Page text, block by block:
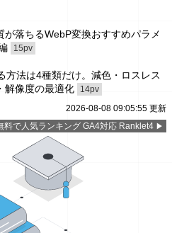
が落ちるWebP変換おすすめパラメ
15pv
方法は4種類だけ。減色・ロスレス
解像度の最適化
14pv
2026-08-08 09:05:55 更新
料で人気ランキング GA4対応 Ranklet4